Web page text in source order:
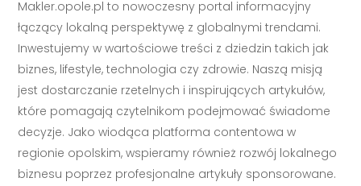
Makler.opole.pl to nowoczesny portal informacyjny
łączący lokalną perspektywę z globalnymi trendami.
Inwestujemy w wartościowe treści z dziedzin takich jak
biznes, lifestyle, technologia czy zdrowie. Naszą misją
jest dostarczanie rzetelnych i inspirujących artykułów,
które pomagają czytelnikom podejmować świadome
decyzje. Jako wiodąca platforma contentowa w
regionie opolskim, wspieramy również rozwój lokalnego
biznesu poprzez profesjonalne artykuły sponsorowane.